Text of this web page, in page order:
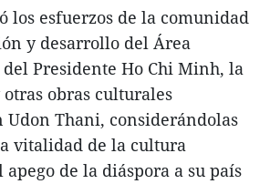
los esfuerzos de la comunidad
y desarrollo del Área
Presidente Ho Chi Minh, la
obras culturales
Udon Thani, considerándolas
vitalidad de la cultura
de la diáspora a su país